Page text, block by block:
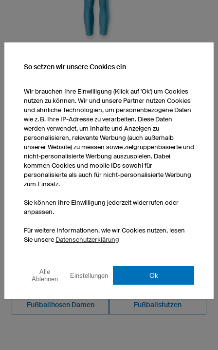
Extraleichtes LY-TEX Material
ultra.dry Technologie
Höherer Bund am Rücken
1 Stück: 76,00 € pro Stück
10 Stück: 55,00 € pro Stück
50 Stück: 40,00 € pro Stück
WEITERE PRODUKTE AUS UNSEREM SORTIMENT
Fußballstutzen Ellenbogenprotektor
Fußballhosen Damen Fußballstutzen
So setzen wir unsere Cookies ein
Wir brauchen Ihre Einwilligung (Klick auf 'Ok') um Cookies
nutzen zu können. Wir und unsere Partner nutzen Cookies
und ähnliche Technologien, um personenbezogene Daten
wie z. B. Ihre IP-Adresse zu verarbeiten. Diese Daten
werden verwendet, um Inhalte und Anzeigen zu
personalisieren, relevante Werbung (auch außerhalb
unserer Website) zu messen sowie zielgruppenbasierte und
nicht-personalisierte Werbung auszuspielen. Dabei
kommen Cookies und mobile IDs sowohl für
personalisierte als auch für nicht-personalisierte Werbung
zum Einsatz.
Sie können Ihre Einwilligung jederzeit widerrufen oder
anpassen.
Für weitere Informationen, wie wir Cookies nutzen, lesen
Sie unsere Datenschutzerklärung
Alle
Ablehnen
Einstellungen Ok